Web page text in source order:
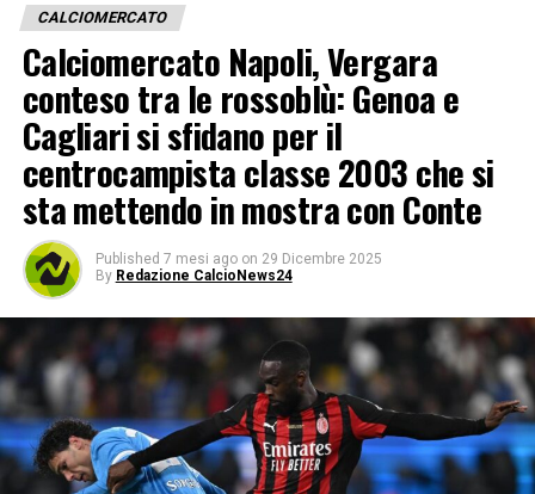
CALCIOMERCATO
Calciomercato Napoli, Vergara
conteso tra le rossoblù: Genoa e
Cagliari si sfidano per il
centrocampista classe 2003 che si
sta mettendo in mostra con Conte
Published 7 mesi ago on 29 Dicembre 2025
By Redazione CalcioNews24